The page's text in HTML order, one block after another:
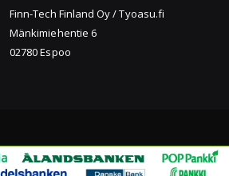
Finn-Tech Finland Oy / Tyoasu.fi
Mänkimiehentie 6
02780 Espoo